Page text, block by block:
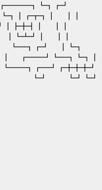
┃┃
┃┃
┃┃
┃┗┓
┗┛ ┗┛┗┛